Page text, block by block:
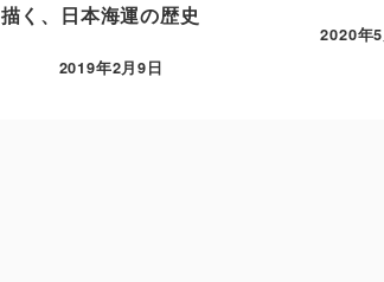
描く、日本海運の歴史
2019年2月9日
2020年